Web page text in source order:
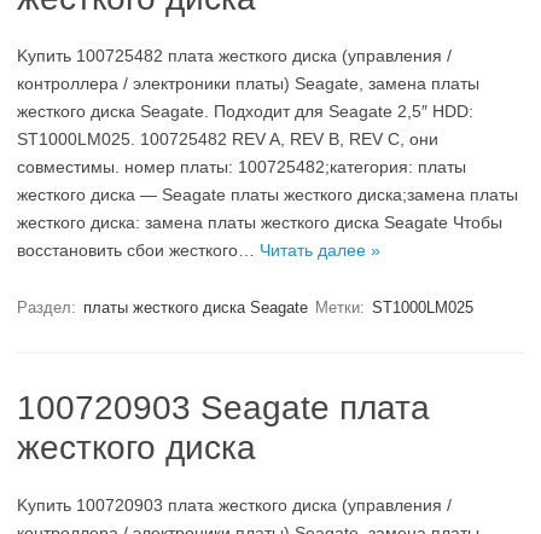
Kупить 100725482 плата жесткого диска (управления /
контроллера / электроники платы) Seagate, замена платы
жесткого диска Seagate. Подходит для Seagate 2,5″ HDD:
ST1000LM025. 100725482 REV A, REV B, REV C, они
совместимы. номер платы: 100725482;категория: платы
жесткого диска — Seagate платы жесткого диска;замена платы
жесткого диска: замена платы жесткого диска Seagate Чтобы
восстановить сбои жесткого… Читать далее »
Раздел: платы жесткого диска Seagate Метки: ST1000LM025
100720903 Seagate плата
жесткого диска
Kупить 100720903 плата жесткого диска (управления /